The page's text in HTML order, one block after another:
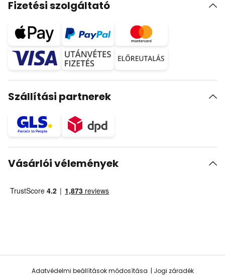
Fizetési szolgáltató
Szállítási partnerek
Vásárlói vélemények
Adatvédelmi beállítások módosítása Jogi záradék